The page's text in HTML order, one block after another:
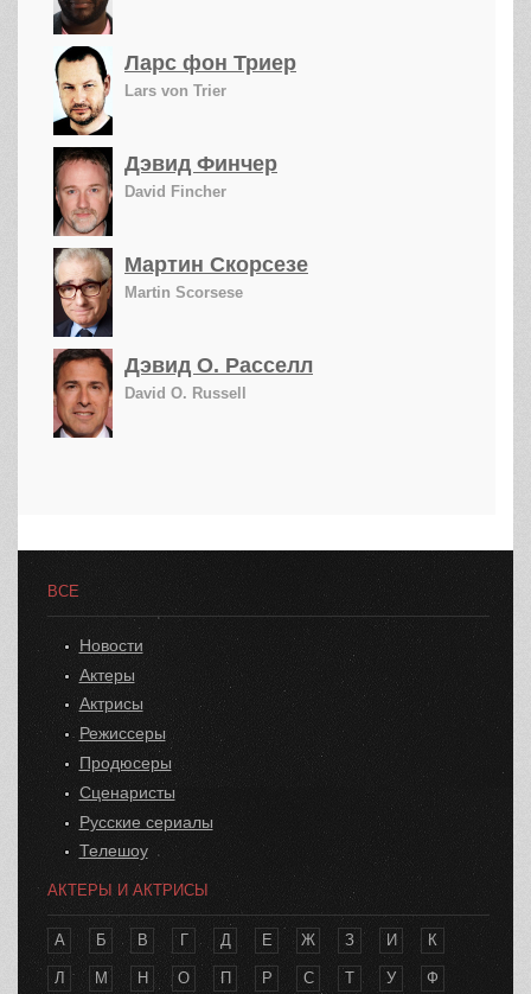
Ларс фон Триер
Lars von Trier
Дэвид Финчер
David Fincher
Мартин Скорсезе
Martin Scorsese
Дэвид О. Расселл
David O. Russell
ВСЕ
Новости
Актеры
Актрисы
Режиссеры
Продюсеры
Сценаристы
Русские сериалы
Телешоу
АКТЕРЫ И АКТРИСЫ
А Б В Г Д Е Ж З И К
Л М Н О П Р С Т У Ф